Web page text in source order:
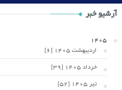
Shop
Category
Widget
آرشیو خبر
1405
اردیبهشت 1405 [6]
خرداد 1405 [39]
تیر 1405 [52]